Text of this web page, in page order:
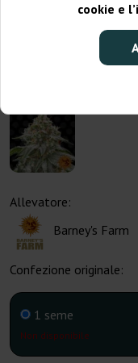
cookie e
Allevatore:
Barney's Farm
Confezione originale:
1 seme
Non disponibile